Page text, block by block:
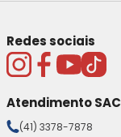
Redes sociais
Atendimento SAC
(41) 3378-7878